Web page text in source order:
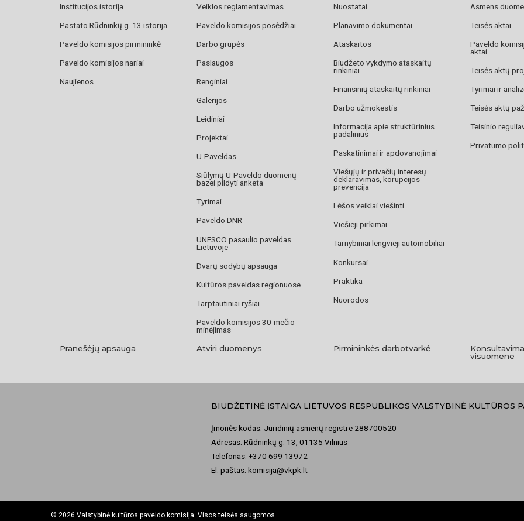
Institucijos istorija
Pastato Rūdninkų g. 13 istorija
Paveldo komisijos pirmininkė
Paveldo komisijos nariai
Naujienos
Veiklos reglamentavimas
Paveldo komisijos posėdžiai
Darbo grupės
Paslaugos
Renginiai
Galerijos
Leidiniai
Projektai
U-Paveldas
Siūlymų U-Paveldo duomenų
bazei pildyti anketa
Tyrimai
Paveldo DNR
UNESCO pasaulio paveldas
Lietuvoje
Dvarų sodybų apsauga
Kultūros paveldas regionuose
Tarptautiniai ryšiai
Paveldo komisijos 30-mečio
minėjimas
Nuostatai
Planavimo dokumentai
Ataskaitos
Biudžeto vykdymo ataskaitų
rinkiniai
Finansinių ataskaitų rinkiniai
Darbo užmokestis
Informacija apie struktūrinius
padalinius
Paskatinimai ir apdovanojimai
Viešųjų ir privačių interesų
deklaravimas, korupcijos
prevencija
Lėšos veiklai viešinti
Viešieji pirkimai
Tarnybiniai lengvieji automobiliai
Konkursai
Praktika
Nuorodos
Asmens
Teisės aktai
Paveldo
aktai
Teisės aktų
Tyrimai ir
Teisės aktų
Teisinio
Privatumo
Pranešėjų apsauga Atviri duomenys Pirmininkės darbotvarkė
visuomene
BIUDŽETINĖ ĮSTAIGA LIETUVOS RESPUBLIKOS VALSTYBINĖ KULTŪROS
Įmonės kodas: Juridinių asmenų registre 288700520
Adresas: Rūdninkų g. 13, 01135 Vilnius
Telefonas: +370 699 13972
El. paštas: komisija@vkpk.lt
© 2026 Valstybinė kultūros paveldo komisija. Visos teisės saugomos.